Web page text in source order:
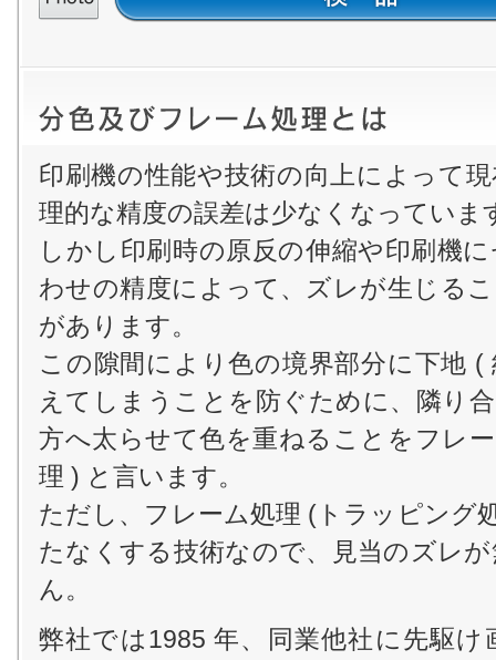
印刷機の性能や技術の向上によって
理的な精度の誤差は少なくなっていま
しかし印刷時の原反の伸縮や印刷機
わせの精度によって、ズレが生じる
があります。
この隙間により色の境界部分に下地
えてしまうことを防ぐために、隣り
方へ太らせて色を重ねることをフレ
理 ) と言います。
ただし、フレーム処理 (トラッピング
たなくする技術なので、見当のズレ
ん。
弊社では1985 年、同業他社に先駆け